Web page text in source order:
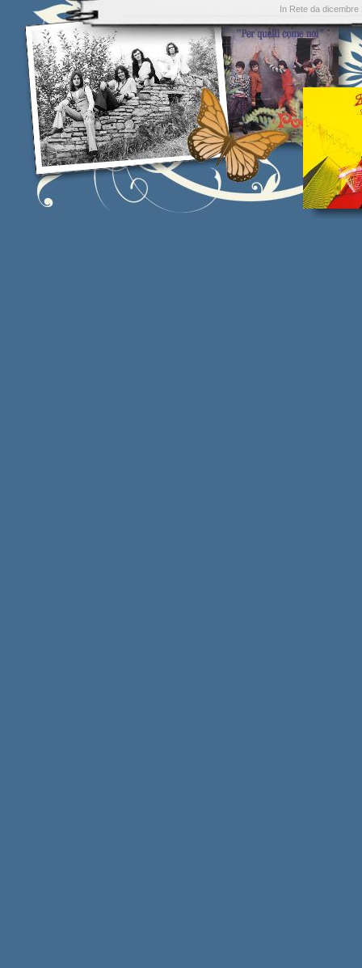
In Rete da dicembre